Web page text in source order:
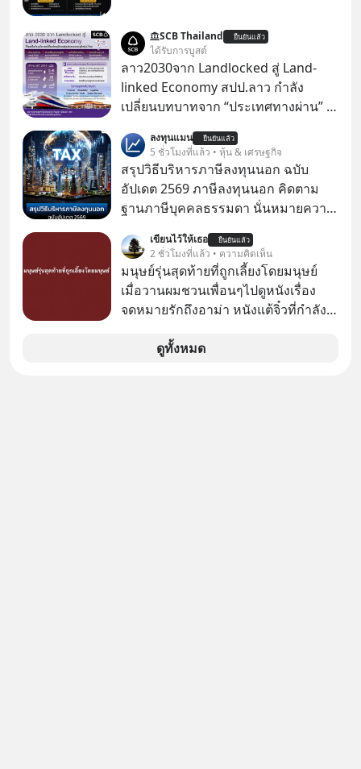
SCB Thailand ยืนยันแล้ว
ได้รับการบูสต์
ลาว2030จาก Landlocked สู่ Land-
linked Economy สปป.ลาว กำลัง
เปลี่ยนบทบาทจาก “ประเทศทางผ่าน” สู่
ของอนุภูมิภาคลุ่มแม่น้ำโขง
ลงทุนแมน ยืนยันแล้ว
5 ชั่วโมงที่แล้ว • หุ้น & เศรษฐกิจ
สรุปวิธีบริหารภาษีลงทุนนอก ฉบับ
อัปเดต 2569 ภาษีลงทุนนอก คิดตาม
ฐานภาษีบุคคลธรรมดา นั่นหมายความ
เขียนไว้ให้เธอ ยืนยันแล้ว
2 ชั่วโมงที่แล้ว • ความคิดเห็น
มนุษย์รุ่นสุดท้ายที่ถูกเลี้ยงโดยมนุษย์
เมื่อวานผมชวนเพื่อนๆไปดูหนังเรื่อง
จดหมายรักถึงอาม่า หนังแต้จิ๋วที่กำลัง
ป๊าผมเห็นโปสเตอร์หนังเรื่องนี้หลาย
ดูทั้งหมด